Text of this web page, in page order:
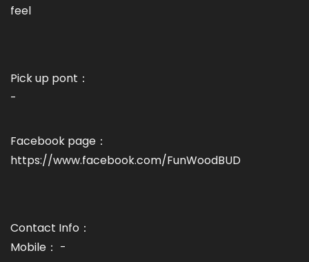
feel
Pick up pont：
-
Facebook page：
https://www.facebook.com/FunWoodBUD
Contact Info：
Mobile： -